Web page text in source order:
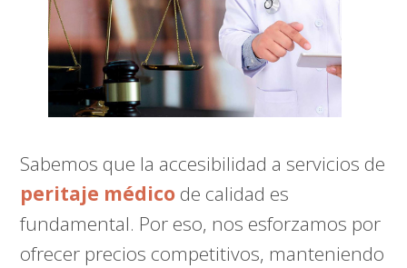
Sabemos que la accesibilidad a servicios de
peritaje médico de calidad es
fundamental. Por eso, nos esforzamos por
ofrecer precios competitivos, manteniendo